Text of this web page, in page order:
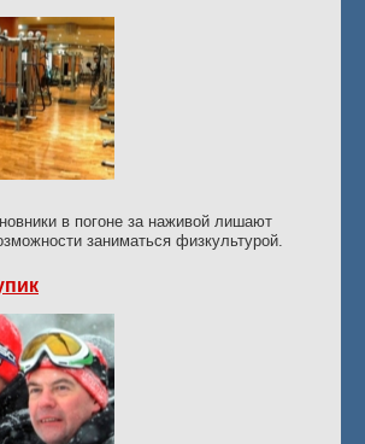
в погоне за наживой лишают
заниматься физкультурой.